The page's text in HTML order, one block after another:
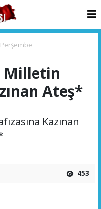
Milletin
Ateş*
Kazınan
453